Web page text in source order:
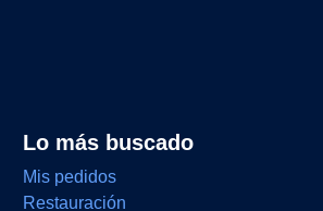
Lo más buscado
Mis pedidos
Restauración